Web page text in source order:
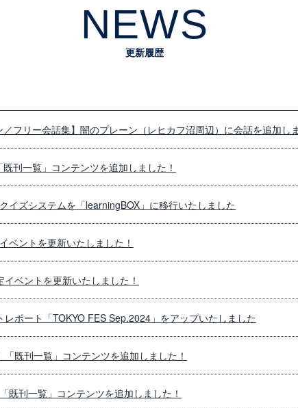
NEWS
更新履歴
／フリー会話集】闇のプレーン（レヒカフ沼周辺）に会話を追加し
既刊一覧」コンテンツを追加しました！
イズシステムを「learningBOX」に移行いたしました
ベントを更新いたしました！
イベントを更新いたしました！
レポート「TOKYO FES Sep.2024」をアップいたしました
「既刊一覧」コンテンツを追加しました！
既刊一覧」コンテンツを追加しました！